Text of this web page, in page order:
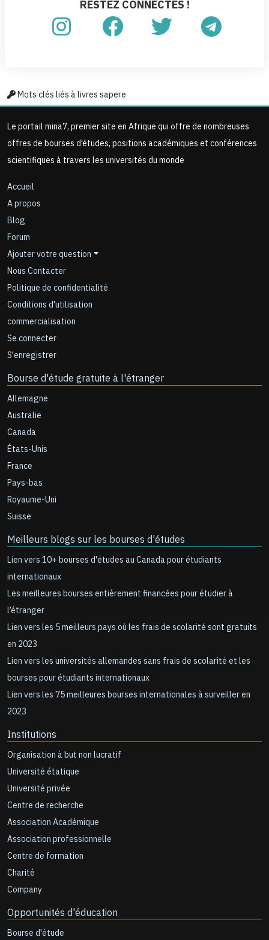
RESTEZ CONNECTÉS !
Mots clés liés à livres sapere
Le portail mina7, premier site en Afrique qui offre de nombreuses
offres de bourses d’études, positions académiques et conférences
scientifiques à travers les universités du monde
Accueil
A propos
Blog
Forum
Ajouter votre question
Nous Contacter
Politique de confidentialité
Conditions d'utilisation
commercialisation
Se connecter
S'enregistrer
Bourse d'étude gratuite à l'étranger
Allemagne
Australie
Canada
États-Unis
France
Pays-bas
Royaume-Uni
Suisse
Meilleurs blogs sur les bourses d'études
Lien vers 10+ bourses d'études au Canada pour étudiants
internationaux
Les meilleures bourses entièrement financées pour étudier à
l’étranger
Lien vers les 5 meilleurs pays où les frais de scolarité sont gratuits
en 2023
Lien vers les universités allemandes sans frais de scolarité et les
bourses pour étudiants internationaux
Lien vers les 75 meilleures bourses internationales à surveiller en
2023
Institutions
Organisation à but non lucratif
Université étatique
Université privée
Centre de recherche
Association Académique
Association professionnelle
Centre de formation
Charité
Company
Opportunités d'éducation
Bourse d'étude